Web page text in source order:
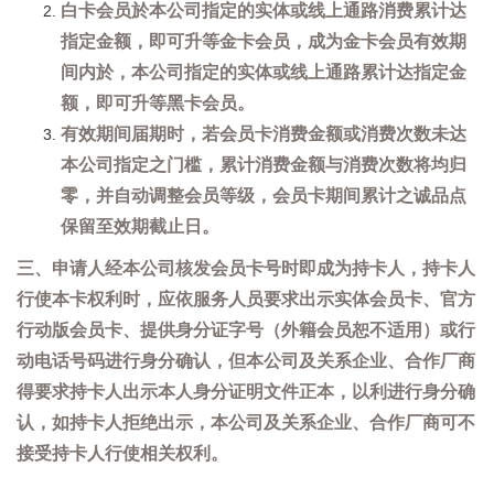
白卡会员於本公司指定的实体或线上通路消费累计达
指定金额，即可升等金卡会员，成为金卡会员有效期
间内於，本公司指定的实体或线上通路累计达指定金
额，即可升等黑卡会员。
有效期间届期时，若会员卡消费金额或消费次数未达
本公司指定之门槛，累计消费金额与消费次数将均归
零，并自动调整会员等级，会员卡期间累计之诚品点
保留至效期截止日。
三、申请人经本公司核发会员卡号时即成为持卡人，持卡人
行使本卡权利时，应依服务人员要求出示实体会员卡、官方
行动版会员卡、提供身分证字号（外籍会员恕不适用）或行
动电话号码进行身分确认，但本公司及关系企业、合作厂商
得要求持卡人出示本人身分证明文件正本，以利进行身分确
认，如持卡人拒绝出示，本公司及关系企业、合作厂商可不
接受持卡人行使相关权利。